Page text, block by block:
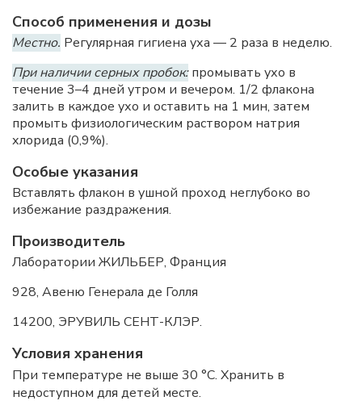
Способ применения и дозы
Местно. Регулярная гигиена уха — 2 раза в неделю.
При наличии серных пробок:промывать ухо в
течение 3–4 дней утром и вечером. 1/2 флакона
залить в каждое ухо и оставить на 1 мин, затем
промыть физиологическим раствором натрия
хлорида (0,9%).
Особые указания
Вставлять флакон в ушной проход неглубоко во
избежание раздражения.
Производитель
Лаборатории ЖИЛЬБЕР, Франция
928, Авеню Генерала де Голля
14200, ЭРУВИЛЬ СЕНТ-КЛЭР.
Условия хранения
При температуре не выше 30 °C. Хранить в
недоступном для детей месте.